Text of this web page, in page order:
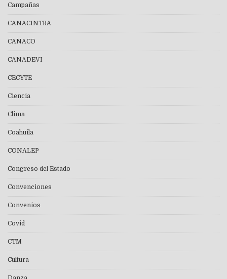
Campañas
CANACINTRA
CANACO
CANADEVI
CECYTE
Ciencia
Clima
Coahuila
CONALEP
Congreso del Estado
Convenciones
Convenios
Covid
CTM
Cultura